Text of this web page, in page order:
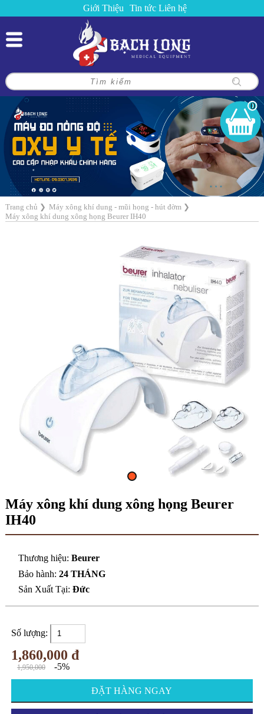
Giới Thiệu Tin tức Liên hệ
0
Trang chủ ❯ Máy xông khí dung - mũi họng - hút đờm❯
Máy xông khí dung xông họng Beurer IH40
Máy xông khí dung xông họng Beurer
IH40
Thương hiệu:Beurer
Bảo hành:24 THÁNG
Sản Xuất Tại:Đức
Số lượng:
1,860,000 đ
1,950,000 -5%
ĐẶT HÀNG NGAY